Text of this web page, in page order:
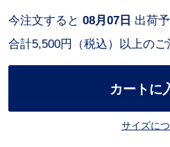
合計5,500円（税込）以上のご
今注文すると 08月07日 出荷
カートに
サイズに